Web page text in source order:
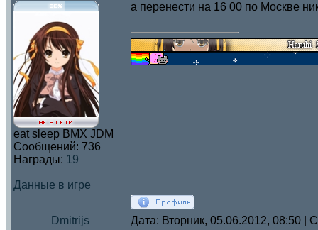
eat sleep BMX JDM
Сообщений: 736
Награды: 19
Данные в игре
а перенести на 16 00 по Москве
Dmitrijs Дата: Вторник, 05.06.2012, 08:50 |